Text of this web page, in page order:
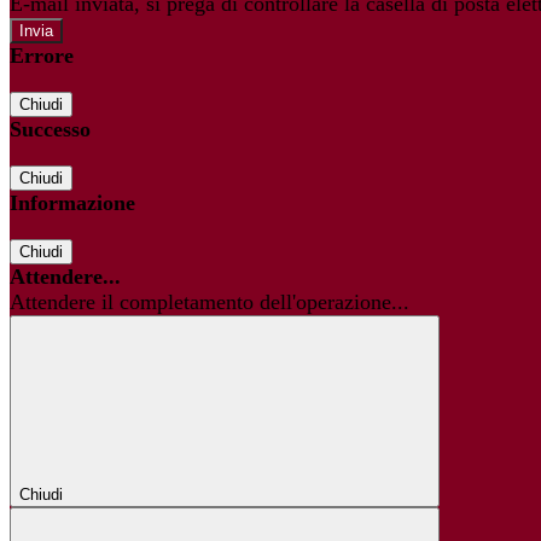
Errore
Chiudi
Successo
Chiudi
Informazione
Chiudi
Attendere...
Attendere il completamento dell'operazione...
Chiudi